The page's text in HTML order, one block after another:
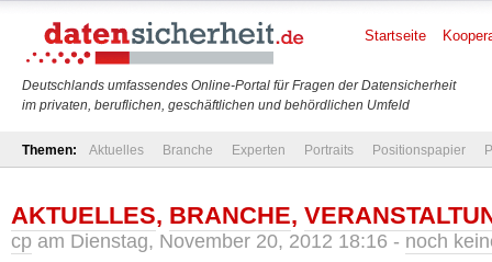
Deutschlands umfassendes Online-Portal für Fragen der Datensicherheit
im privaten, beruflichen, geschäftlichen und behördlichen Umfeld
Startseite
Themen: Aktuelles Branche Experten Portraits Positionspapier
AKTUELLES, BRANCHE,
cp am Dienstag, November 20, 2012 18:16 - noch